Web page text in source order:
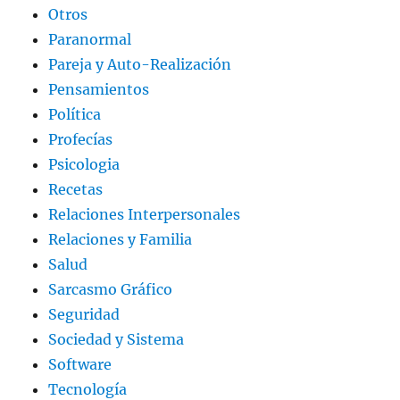
Otros
Paranormal
Pareja y Auto-Realización
Pensamientos
Política
Profecías
Psicologia
Recetas
Relaciones Interpersonales
Relaciones y Familia
Salud
Sarcasmo Gráfico
Seguridad
Sociedad y Sistema
Software
Tecnología